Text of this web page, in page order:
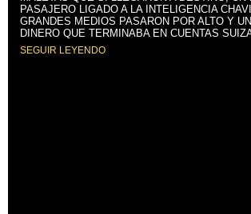
PASAJERO LIGADO A LA INTELIGENCIA
GRANDES MEDIOS PASARON POR ALTO Y
DINERO QUE TERMINABA EN CUENTAS
SEGUIR LEYENDO